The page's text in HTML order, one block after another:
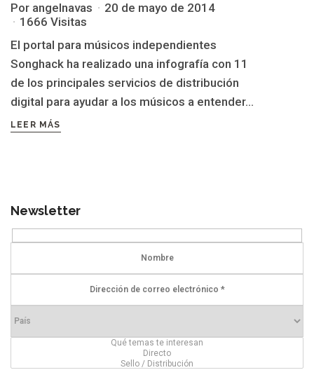
Por angelnavas
20 de mayo de 2014
1666 Visitas
El portal para músicos independientes
Songhack ha realizado una infografía con 11
de los principales servicios de distribución
digital para ayudar a los músicos a entender...
LEER MÁS
Newsletter